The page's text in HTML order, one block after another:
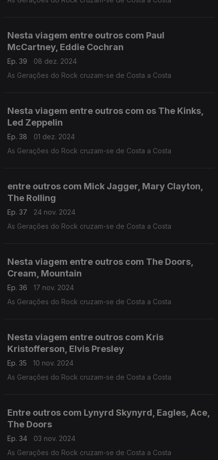
Nesta viagem entre outros com Paul
McCartney, Eddie Cochran
Ep. 39
08 dez. 2024
As Gerações do Rock cruzam-se de Costa a Costa
Nesta viagem entre outros com os The Kinks,
Led Zeppelin
Ep. 38
01 dez. 2024
As Gerações do Rock cruzam-se de Costa a Costa
entre outros com Mick Jagger, Mary Clayton,
The Rolling
Ep. 37
24 nov. 2024
As Gerações do Rock cruzam-se de Costa a Costa
Nesta viagem entre outros com The Doors,
Cream, Mountain
Ep. 36
17 nov. 2024
As Gerações do Rock cruzam-se de Costa a Costa
Nesta viagem entre outros com Kris
Kristofferson, Elvis Presley
Ep. 35
10 nov. 2024
As Gerações do Rock cruzam-se de Costa a Costa
Entre outros com Lynyrd Skynyrd, Eagles, Ace,
The Doors
Ep. 34
03 nov. 2024
As Gerações do Rock cruzam-se de Costa a Costa